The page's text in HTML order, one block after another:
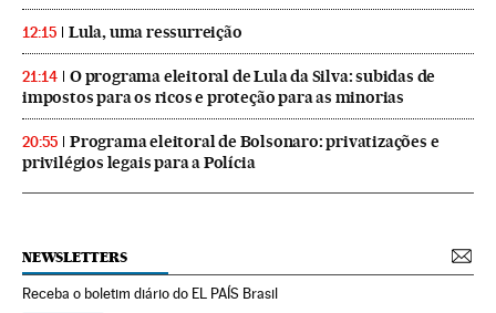
12:15 Lula, uma ressurreição
21:14
O programa eleitoral de Lula da Silva: subidas de
impostos para os ricos e proteção para as minorias
20:55
Programa eleitoral de Bolsonaro: privatizações e
privilégios legais para a Polícia
NEWSLETTERS
Receba o boletim diário do EL PAÍS Brasil